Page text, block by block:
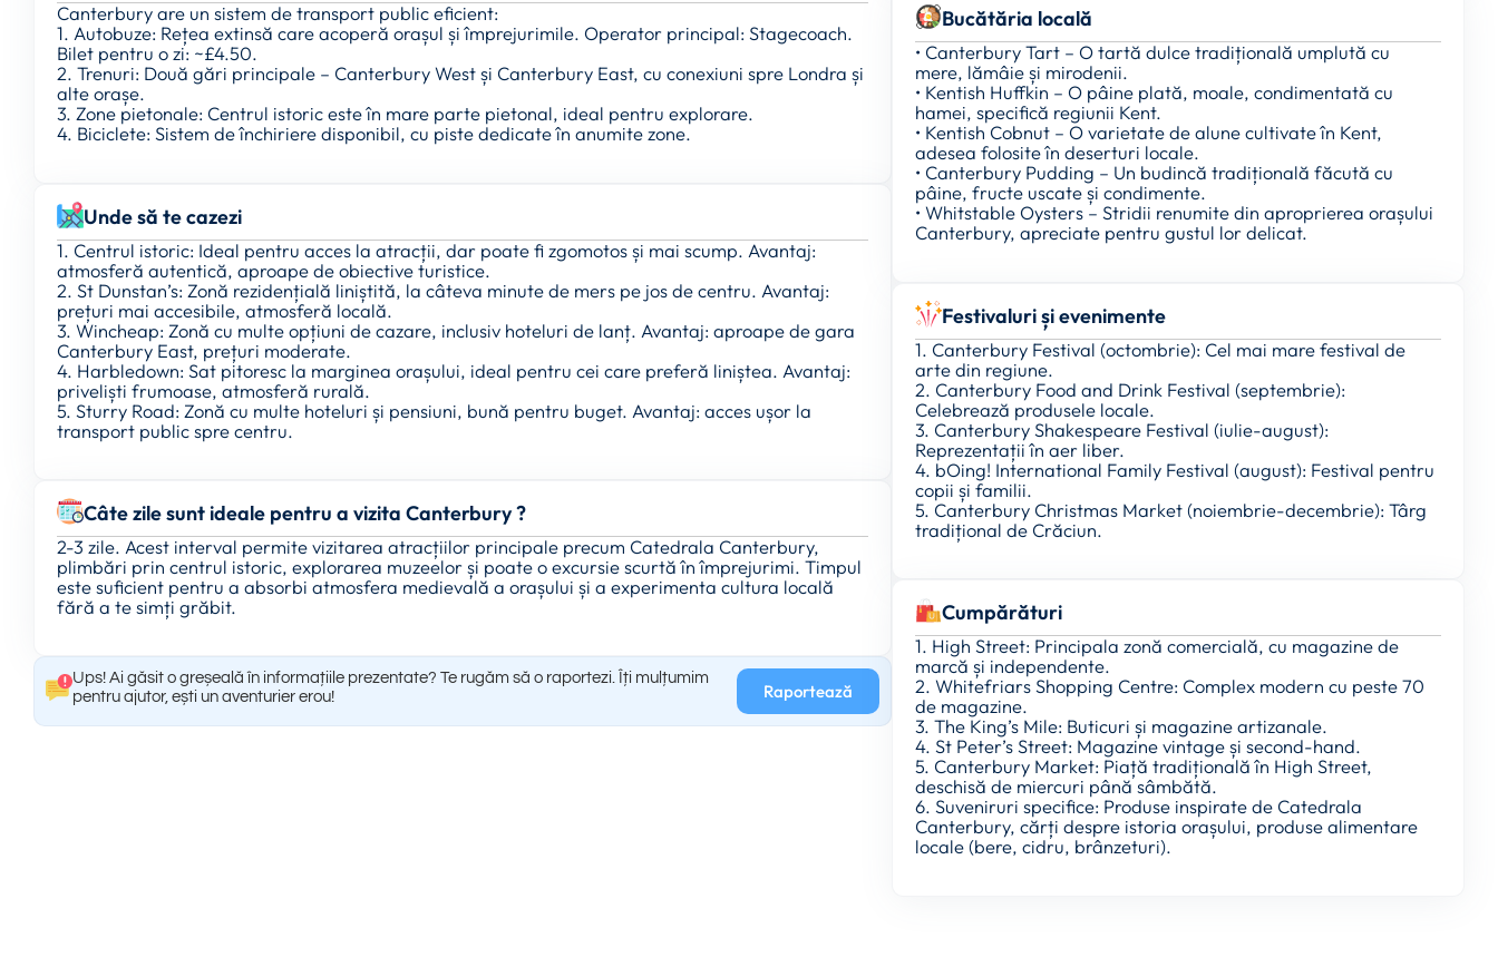
Canterbury are un sistem de transport public eficient:
1. Autobuze: Rețea extinsă care acoperă orașul și împrejurimile. Operator principal: Stagecoach.
Bilet pentru o zi: ~£4.50.
2. Trenuri: Două gări principale – Canterbury West și Canterbury East, cu conexiuni spre Londra și
alte orașe.
3. Zone pietonale: Centrul istoric este în mare parte pietonal, ideal pentru explorare.
4. Biciclete: Sistem de închiriere disponibil, cu piste dedicate în anumite zone.
Unde să te cazezi
1. Centrul istoric: Ideal pentru acces la atracții, dar poate fi zgomotos și mai scump. Avantaj:
atmosferă autentică, aproape de obiective turistice.
2. St Dunstan’s: Zonă rezidențială liniștită, la câteva minute de mers pe jos de centru. Avantaj:
prețuri mai accesibile, atmosferă locală.
3. Wincheap: Zonă cu multe opțiuni de cazare, inclusiv hoteluri de lanț. Avantaj: aproape de gara
Canterbury East, prețuri moderate.
4. Harbledown: Sat pitoresc la marginea orașului, ideal pentru cei care preferă liniștea. Avantaj:
priveliști frumoase, atmosferă rurală.
5. Sturry Road: Zonă cu multe hoteluri și pensiuni, bună pentru buget. Avantaj: acces ușor la
transport public spre centru.
Câte zile sunt ideale pentru a vizita Canterbury ?
2-3 zile. Acest interval permite vizitarea atracțiilor principale precum Catedrala Canterbury,
plimbări prin centrul istoric, explorarea muzeelor și poate o excursie scurtă în împrejurimi. Timpul
este suficient pentru a absorbi atmosfera medievală a orașului și a experimenta cultura locală
fără a te simți grăbit.
Ups! Ai găsit o greșeală în informațiile prezentate? Te rugăm să o raportezi. Îți mulțumim
pentru ajutor, ești un aventurier erou!
Raportează
Bucătăria locală
• Canterbury Tart – O tartă dulce tradițională umplută cu
mere, lămâie și mirodenii.
• Kentish Huffkin – O pâine plată, moale, condimentată cu
hamei, specifică regiunii Kent.
• Kentish Cobnut – O varietate de alune cultivate în Kent,
adesea folosite în deserturi locale.
• Canterbury Pudding – Un budincă tradițională făcută cu
pâine, fructe uscate și condimente.
• Whitstable Oysters – Stridii renumite din aproprierea orașului
Canterbury, apreciate pentru gustul lor delicat.
Festivaluri și evenimente
1. Canterbury Festival (octombrie): Cel mai mare festival de
arte din regiune.
2. Canterbury Food and Drink Festival (septembrie):
Celebrează produsele locale.
3. Canterbury Shakespeare Festival (iulie-august):
Reprezentații în aer liber.
4. bOing! International Family Festival (august): Festival pentru
copii și familii.
5. Canterbury Christmas Market (noiembrie-decembrie): Târg
tradițional de Crăciun.
Cumpărături
1. High Street: Principala zonă comercială, cu magazine de
marcă și independente.
2. Whitefriars Shopping Centre: Complex modern cu peste 70
de magazine.
3. The King’s Mile: Buticuri și magazine artizanale.
4. St Peter’s Street: Magazine vintage și second-hand.
5. Canterbury Market: Piață tradițională în High Street,
deschisă de miercuri până sâmbătă.
6. Suveniruri specifice: Produse inspirate de Catedrala
Canterbury, cărți despre istoria orașului, produse alimentare
locale (bere, cidru, brânzeturi).